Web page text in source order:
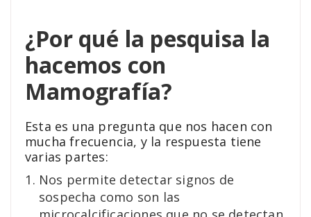
¿Por qué la pesquisa la
hacemos con
Mamografía?
Esta es una pregunta que nos hacen con
mucha frecuencia, y la respuesta tiene
varias partes:
Nos permite detectar signos de
sospecha como son las